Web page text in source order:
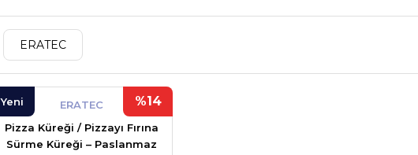
ERATEC
Yeni %14
ERATEC
Pizza Küreği / Pizzayı Fırına
Sürme Küreği – Paslanmaz